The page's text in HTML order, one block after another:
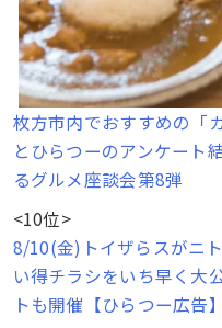
枚方市内でおすすめの「
とひらつーのアンケート
るグルメ座談会第8弾
<10位>
8/10(金)トイザらスがニ
い得チラシをいち早く大
トも開催【ひらつー広告】